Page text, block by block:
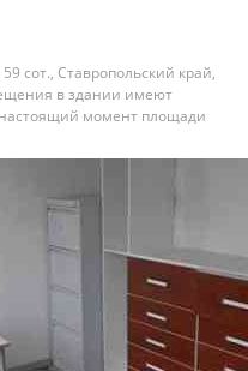
сот., Ставропольский край,
в здании имеют
момент площади
арендаторами по
керамической...
Посредник